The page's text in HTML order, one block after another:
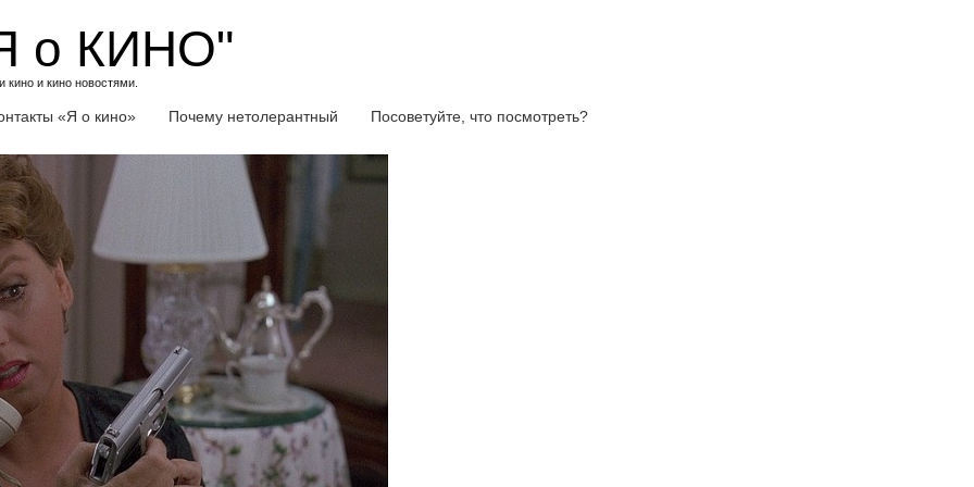
о КИНО"
кино и кино новостями.
«Я о кино» Почему нетолерантный Посоветуйте, что посмотреть?